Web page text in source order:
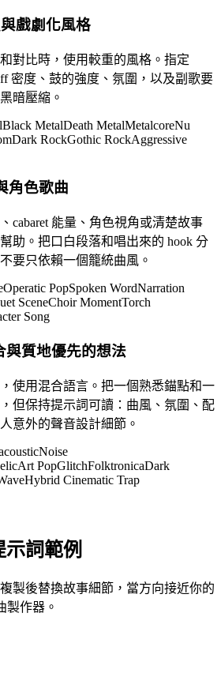
戲劇化風格
對比時，使用較重的風格。指定
密度、鼓的強度、氛圍，以及副歌要
暗壓縮。
Black MetalDeath MetalMetalcoreNu
Dark RockGothic RockAggressive
角色歌曲
cabaret 能量、角色視角或清楚故事
助。把口白段落和唱出來的 hook 分
要只依賴一個籠統曲風。
Operatic PopSpoken WordNarration
SceneChoir MomentTorch
Song
與質地優先的想法
使用混合語言。把一個熟悉錨點和一
但保持提示詞可讀：曲風、氛圍、配
意外的聲音設計細節。
Noise
Art PopGlitchFolktronicaDark
Hybrid Cinematic Trap
詞範例
製後替換故事細節，當方向接近你的
製作器。